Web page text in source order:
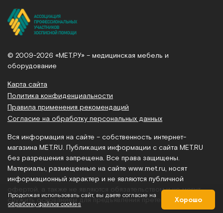
© 2009-2026 «МЕТ.РУ» – медицинская мебель и
оборудование
Карта сайта
Политика конфиденциальности
Правила применения рекомендаций
Согласие на обработку персональных данных
Вся информация на сайте – собственность интернет-
магазина MET.RU. Публикация информации с сайта MET.RU
без разрешения запрещена. Все права защищены.
Материалы, размещенные на сайте www.met.ru , носят
информационный характер и не являются публичной
офертой, а также не являются обязательством и не могут
служить основанием для предъявления претензий.
Продолжая использовать сайт, вы даете согласие на
обработку файлов cookies
Хорошо